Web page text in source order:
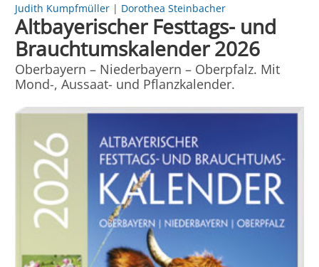
Judith Kumpfmüller | Dorothea Steinbacher
Altbayerischer Festtags- und
Brauchtumskalender 2026
Oberbayern – Niederbayern – Oberpfalz. Mit
Mond-, Aussaat- und Pflanzkalender.